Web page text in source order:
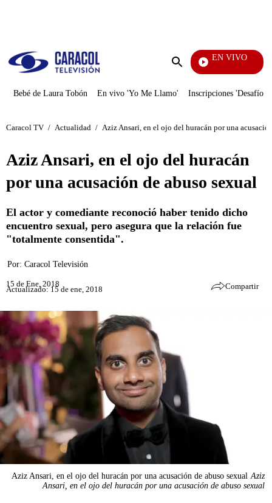
Enviar
EN VIVO
Bebé de Laura Tobón En vivo 'Yo Me Llamo' Inscripciones 'Desafío'
Caracol TV / Actualidad / Aziz Ansari, en el ojo del huracán por una
Aziz Ansari, en el ojo del huracán
por una acusación de abuso sexual
El actor y comediante reconoció haber tenido dicho
encuentro sexual, pero asegura que la relación fue
"totalmente consentida".
Por: Caracol Televisión
15 de Ene, 2018
Actualizado: 15 de ene, 2018 Compartir
Aziz Ansari, en el ojo del huracán por una acusación de abuso sexual Aziz
Ansari, en el ojo del huracán por una acusación de abuso sexual